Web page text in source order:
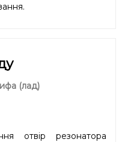
(лад)
отвір резонатора